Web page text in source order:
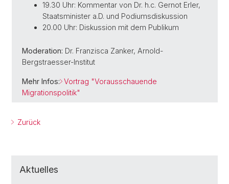
19.30 Uhr: Kommentar von Dr. h.c. Gernot Erler,
Staatsminister a.D. und Podiumsdiskussion
20.00 Uhr: Diskussion mit dem Publikum
Moderation: Dr. Franzisca Zanker, Arnold-
Bergstraesser-Institut
Mehr Infos: Vortrag "Vorausschauende
Migrationspolitik"
Zurück
Aktuelles